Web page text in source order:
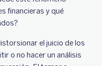
financieras y qué
el juicio de los
o no hacer un análisis